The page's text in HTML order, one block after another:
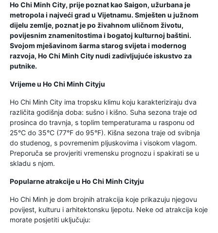
Ho Chi Minh City, prije poznat kao Saigon, užurbana je
metropola i najveći grad u Vijetnamu. Smješten u južnom
dijelu zemlje, poznat je po živahnom uličnom životu,
povijesnim znamenitostima i bogatoj kulturnoj baštini.
Svojom mješavinom šarma starog svijeta i modernog
razvoja, Ho Chi Minh City nudi zadivljujuće iskustvo za
putnike.
Vrijeme u Ho Chi Minh Cityju
Ho Chi Minh City ima tropsku klimu koju karakteriziraju dva
različita godišnja doba: sušno i kišno. Suha sezona traje od
prosinca do travnja, s toplim temperaturama u rasponu od
25°C do 35°C (77°F do 95°F). Kišna sezona traje od svibnja
do studenog, s povremenim pljuskovima i visokom vlagom.
Preporuča se provjeriti vremensku prognozu i spakirati se u
skladu s njom.
Popularne atrakcije u Ho Chi Minh Cityju
Ho Chi Minh je dom brojnih atrakcija koje prikazuju njegovu
povijest, kulturu i arhitektonsku ljepotu. Neke od atrakcija koje
morate posjetiti uključuju: